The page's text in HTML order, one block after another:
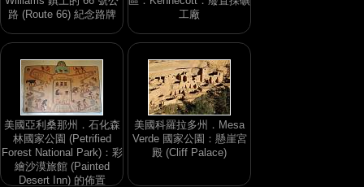
路 (Route 66) 紀念路牌
工廠
美國亞利桑那州．石化森
林國家公園 (Petrified
Forest National Park)：彩
繪沙漠旅館 (Painted
Desert Inn) 的佈置
美國科羅拉多州．Mesa
Verde 國家公園：懸崖宮
殿 (Cliff Palace)